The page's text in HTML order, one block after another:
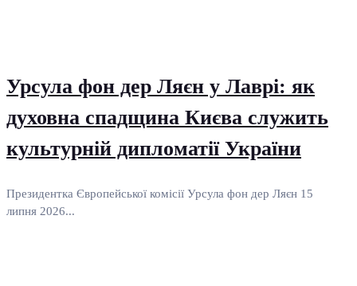
Урсула фон дер Ляєн у Лаврі: як
духовна спадщина Києва служить
культурній дипломатії України
Президентка Європейської комісії Урсула фон дер Ляєн 15
липня 2026...